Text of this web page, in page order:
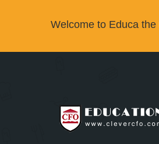
Welcome to Educa the